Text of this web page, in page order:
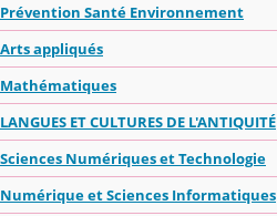
Prévention Santé Environnement
Arts appliqués
Mathématiques
LANGUES ET CULTURES DE L'ANTIQUITÉ
Sciences Numériques et Technologie
Numérique et Sciences Informatiques